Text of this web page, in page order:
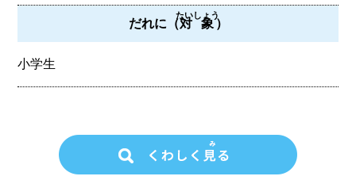
だれに（対象
たいしょう
）
小学生